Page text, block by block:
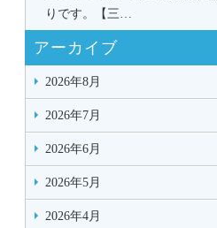
りです。【三…
アーカイブ
2026年8月
2026年7月
2026年6月
2026年5月
2026年4月